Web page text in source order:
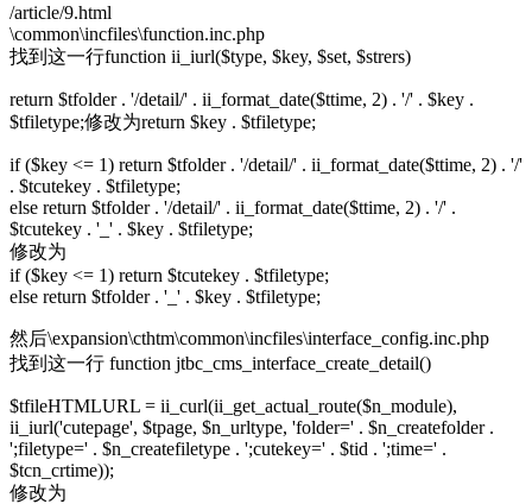
/article/9.html
\common\incfiles\function.inc.php
找到这一行function ii_iurl($type, $key, $set, $strers)
return $tfolder . '/detail/' . ii_format_date($ttime, 2) . '/' . $key .
$tfiletype;修改为return $key . $tfiletype;
if ($key <= 1) return $tfolder . '/detail/' . ii_format_date($ttime, 2) . '/'
. $tcutekey . $tfiletype;
else return $tfolder . '/detail/' . ii_format_date($ttime, 2) . '/' .
$tcutekey . '_' . $key . $tfiletype;
修改为
if ($key <= 1) return $tcutekey . $tfiletype;
else return $tfolder . '_' . $key . $tfiletype;
然后\expansion\cthtm\common\incfiles\interface_config.inc.php
找到这一行 function jtbc_cms_interface_create_detail()
$tfileHTMLURL = ii_curl(ii_get_actual_route($n_module),
ii_iurl('cutepage', $tpage, $n_urltype, 'folder=' . $n_createfolder .
';filetype=' . $n_createfiletype . ';cutekey=' . $tid . ';time=' .
$tcn_crtime));
修改为